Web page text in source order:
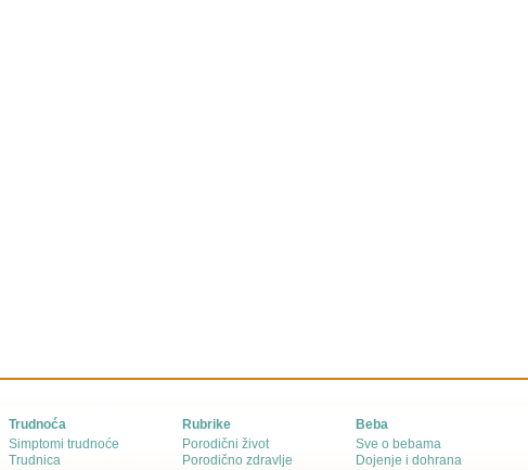
Trudnoća
Simptomi trudnoće
Trudnica
Rubrike
Porodični život
Porodično zdravlje
Beba
Sve o bebama
Dojenje i dohrana